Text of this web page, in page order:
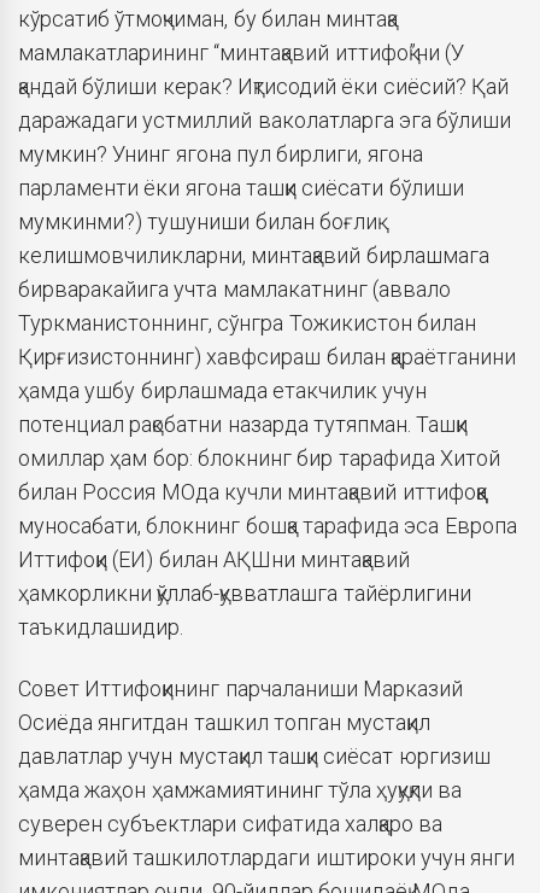
кўрсатиб ўтмоқчиман, бу билан минтақа
мамлакатларининг “минтақавий иттифоқ”ни (У
қандай бўлиши керак? Иқтисодий ёки сиёсий? Қай
даражадаги устмиллий ваколатларга эга бўлиши
мумкин? Унинг ягона пул бирлиги, ягона
парламенти ёки ягона ташқи сиёсати бўлиши
мумкинми?) тушуниши билан боғлиқ
келишмовчиликларни, минтақавий бирлашмага
бирваракайига учта мамлакатнинг (аввало
Туркманистоннинг, сўнгра Тожикистон билан
Қирғизистоннинг) хавфсираш билан қараётганини
ҳамда ушбу бирлашмада етакчилик учун
потенциал рақобатни назарда тутяпман. Ташқи
омиллар ҳам бор: блокнинг бир тарафида Хитой
билан Россия МОда кучли минтақавий иттифоққа
муносабати, блокнинг бошқа тарафида эса Европа
Иттифоқи (ЕИ) билан АҚШни минтақавий
ҳамкорликни қўллаб-қувватлашга тайёрлигини
таъкидлашидир.
Совет Иттифоқининг парчаланиши Марказий
Осиёда янгитдан ташкил топган мустақил
давлатлар учун мустақил ташқи сиёсат юргизиш
ҳамда жаҳон ҳамжамиятининг тўла ҳуқуқли ва
суверен субъектлари сифатида халқаро ва
минтақавий ташкилотлардаги иштироки учун янги